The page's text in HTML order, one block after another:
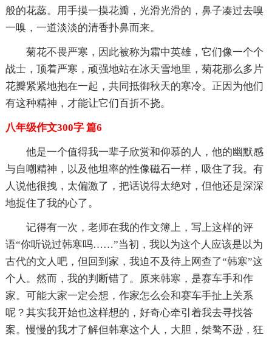
般的花蕊。用手摸一摸花瓣，光滑光滑的，鼻子凑过去嗅
一嗅，一道淡淡的清香扑鼻而来。
菊花不畏严寒，因此被称为霜中英雄，它们像一个个
战士，顶着严寒，顽强地站在冰天雪地里，菊花那么多片
花瓣紧紧地抱在一起，共同抵御秋天的寒冷。正因为他们
有这种精神，才能让它们百折不挠。
八年级作文300字 篇6
他是一个值得我一辈子欣赏和仰慕的人，他的幽默感
与自嘲精神，以及他坦率的性像磁石一样，吸住了我。有
人说他很拽，太偏激了，把话说得太绝对，但他还是深深
地捉住了我的心了。
记得有一次，老师在我的作文簿上，写上这样的评
语“你听说过韩寒吗……”当初，我以为这个人应该是以为
古代的文人吧，但回到家，我迫不及待上网查了“韩寒”这
个人。然而，我的判断错了。原来韩寒，是赛车手和作
家。可能大家一定会想，作家怎么会和赛车手扯上关系
呢？其实我开始也这样想的，好奇心牵引着我去寻找答
案。慢慢的我才了解但韩寒这个人，大胆，桀骜不逊，狂